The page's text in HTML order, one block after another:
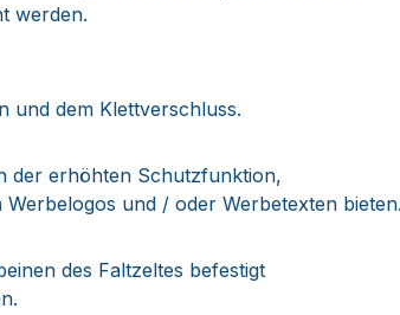
werden.
und dem Klettverschluss.
der erhöhten Schutzfunktion,
Werbelogos und / oder Werbetexten
des Faltzeltes befestigt